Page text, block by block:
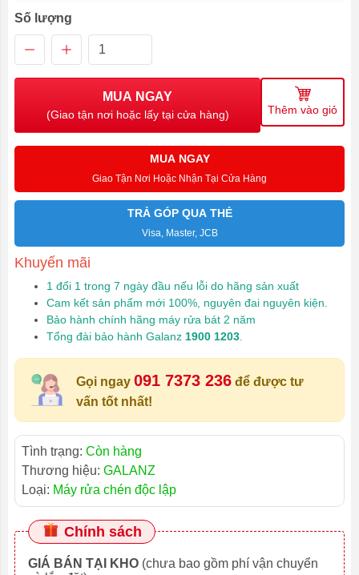
Số lượng
MUA NGAY
(Giao tận nơi hoặc lấy tại cửa hàng) Thêm vào giỏ
MUA NGAY
Giao Tận Nơi Hoặc Nhận Tại Cửa Hàng
TRẢ GÓP QUA THẺ
Visa, Master, JCB
Khuyến mãi
1 đổi 1 trong 7 ngày đầu nếu lỗi do hãng sản xuất
Cam kết sản phẩm mới 100%, nguyên đai nguyên kiện.
Bảo hành chính hãng máy rửa bát 2 năm
Tổng đài bảo hành Galanz 1900 1203
Gọi ngay 091 7373 236 để được tư
vấn tốt nhất!
Tình trạng: Còn hàng
Thương hiệu: GALANZ
Loại: Máy rửa chén độc lập
Chính sách
GIÁ BÁN TẠI KHO (chưa bao gồm phí vận chuyển